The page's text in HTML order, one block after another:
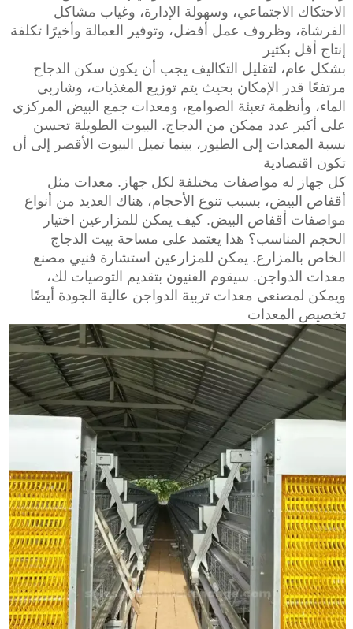
الاحتكاك الاجتماعي، وسهولة الإدارة، وغياب مشاكل
الفرشاة، وظروف عمل أفضل، وتوفير العمالة وأخيرًا تكلفة
إنتاج أقل بكثير
بشكل عام، لتقليل التكاليف يجب أن يكون سكن الدجاج
مرتفعًا قدر الإمكان بحيث يتم توزيع المغذيات، وشاربي
الماء، وأنظمة تعبئة الصوامع، ومعدات جمع البيض المركزي
على أكبر عدد ممكن من الدجاج. البيوت الطويلة تحسن
نسبة المعدات إلى الطيور، بينما تميل البيوت الأقصر إلى أن
تكون اقتصادية
كل جهاز له مواصفات مختلفة لكل جهاز. معدات مثل
أقفاص البيض، بسبب تنوع الأحجام، هناك العديد من أنواع
مواصفات أقفاص البيض. كيف يمكن للمزارعين اختيار
الحجم المناسب؟ هذا يعتمد على مساحة بيت الدجاج
الخاص بالمزارع. يمكن للمزارعين استشارة فنيي مصنع
معدات الدواجن. سيقوم الفنيون بتقديم التوصيات لك،
ويمكن لمصنعي معدات تربية الدواجن عالية الجودة أيضًا
تخصيص المعدات